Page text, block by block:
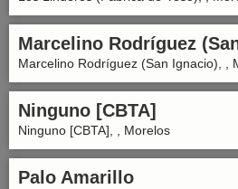
Marcelino Rodríguez
Marcelino Rodríguez (San Ignacio), ,
Ninguno [CBTA]
Ninguno [CBTA], , Morelos
Palo Amarillo